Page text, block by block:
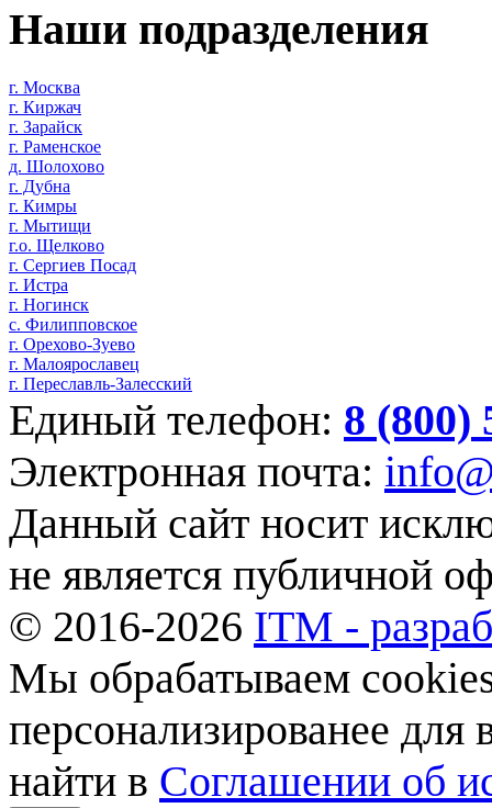
Наши подразделения
г. Москва
г. Киржач
г. Зарайск
г. Раменское
д. Шолохово
г. Дубна
г. Кимры
г. Мытищи
г.о. Щелково
г. Сергиев Посад
г. Истра
г. Ногинск
с. Филипповское
г. Орехово-Зуево
г. Малоярославец
г. Переславль-Залесский
Единый телефон: 8 (800)
Электронная почта:
Данный сайт носит
не является публичной
© 2016-2026 ITM -
Мы обрабатываем
персонализированее
найти в Соглашении об